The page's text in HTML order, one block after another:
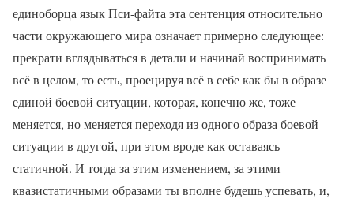
единоборца язык Пси-файта эта сентенция относительно
части окружающего мира означает примерно следующее:
прекрати вглядываться в детали и начинай воспринимать
всё в целом, то есть, проецируя всё в себе как бы в образе
единой боевой ситуации, которая, конечно же, тоже
меняется, но меняется переходя из одного образа боевой
ситуации в другой, при этом вроде как оставаясь
статичной. И тогда за этим изменением, за этими
квазистатичными образами ты вполне будешь успевать, и,